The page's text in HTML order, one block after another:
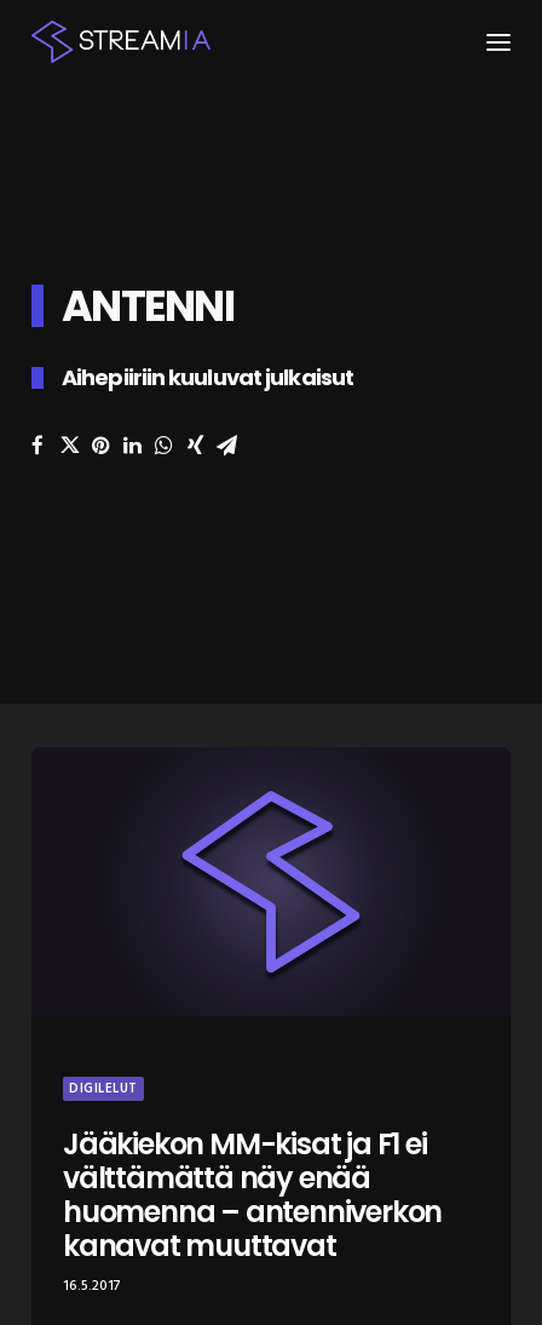
KESKUSTELU
HAKU
ANTENNI
Aihepiiriin kuuluvat julkaisut
DIGILELUT
Jääkiekon MM-kisat ja F1 ei
välttämättä näy enää
huomenna – antenniverkon
kanavat muuttavat
16.5.2017